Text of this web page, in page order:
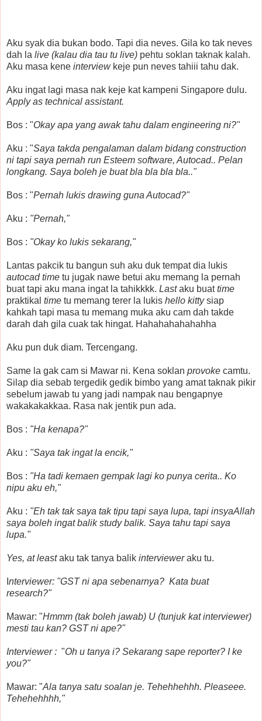
Aku syak dia bukan bodo. Tapi dia neves. Gila ko tak neves
dah la live (kalau dia tau tu live) pehtu soklan taknak kalah.
Aku masa kene interviewkeje pun neves tahiii tahu dak.
Aku ingat lagi masa nak keje kat kampeni Singapore dulu.
Apply as technical assistant.
Bos : "Okay apa yang awak tahu dalam engineering ni?"
Aku : "Saya takda pengalaman dalam bidang construction
ni tapi saya pernah run Esteem software, Autocad.. Pelan
longkang. Saya boleh je buat bla bla bla bla.."
Bos : "Pernah lukis drawing guna Autocad?"
Aku : "Pernah,"
Bos : "Okay ko lukis sekarang,"
Lantas pakcik tu bangun suh aku duk tempat dia lukis
autocad time tu jugak nawe betui aku memang la pernah
buat tapi aku mana ingat la tahikkkk. Lastaku buattime
praktikal time tu memang terer la lukis hello kittysiap
kahkah tapi masa tu memang muka aku cam dah takde
darah dah gila cuak tak hingat. Hahahahahahahha
Aku pun duk diam. Tercengang.
Same la gak cam si Mawar ni. Kena soklan provoke camtu.
Silap dia sebab tergedik gedik bimbo yang amat taknak pikir
sebelum jawab tu yang jadi nampak nau bengapnye
wakakakakkaa. Rasa nak jentik pun ada.
Bos : "Ha kenapa?"
Aku : "Saya tak ingat la encik,"
Bos : "Ha tadi kemaen gempak lagi ko punya cerita.. Ko
nipu aku eh,"
Aku : "Eh tak tak saya tak tipu tapi saya lupa, tapi insyaAllah
saya boleh ingat balik study balik. Saya tahu tapi saya
lupa."
Yes, at leastaku tak tanya balik intervieweraku tu.
nterviewer: "GST ni apa sebenarnya? Kata buat
research?"
Mawar: "Hmmm (tak boleh jawab) U (tunjuk kat interviewer)
mesti tau kan? GST ni ape?"
Interviewer : "Oh u tanya i? Sekarang sape reporter? I ke
you?"
Mawar: "Ala tanya satu soalan je. Tehehhehhh. Pleaseee.
Tehehehhhh,"